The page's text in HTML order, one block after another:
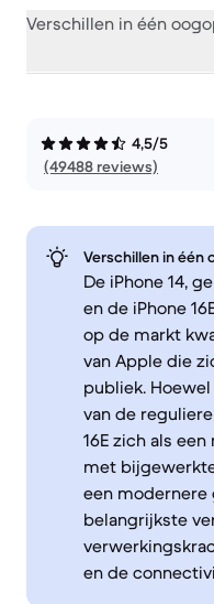
Verschillen in één
4,5/5
(49488 reviews)
Verschillen in één
De iPhone 14,
en de iPhone
op de markt
van Apple die
publiek.
van de
16E zich als
met
een modernere
belangrijkste
en de